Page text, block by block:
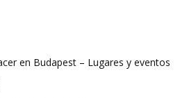
en Budapest – Lugares y eventos